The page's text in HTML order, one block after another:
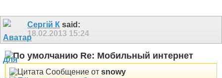
Сергій К said:
18.02.2013 15:24
Re: Мобильный интернет
Сообщение от snowy